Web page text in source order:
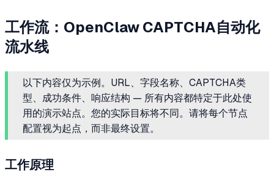
工作流：OpenClaw CAPTCHA自动化
流水线
以下内容仅为示例。URL、字段名称、CAPTCHA类
型、成功条件、响应结构 — 所有内容都特定于此处使
用的演示站点。您的实际目标将不同。请将每个节点
配置视为起点，而非最终设置。
工作原理